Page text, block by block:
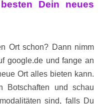
Dein neues
Ort schon? Dann nimm
google.de und fange an
Ort alles bieten kann.
Botschaften und schau
sind, falls Du